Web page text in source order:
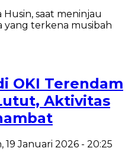
OKI Terendam
Aktivitas
19 Januari 2026 - 20:25